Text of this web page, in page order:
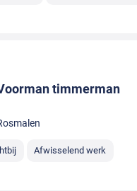
timmerman
Afwisselend werk